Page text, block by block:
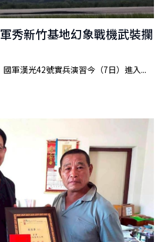
秀新竹基地幻象戰機武裝攔
國軍漢光42號實兵演習今（7日）進入...